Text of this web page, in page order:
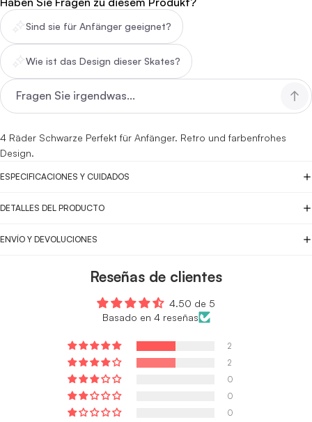
Sind sie für Anfänger geeignet?
Wie ist das Design dieser Skates?
4 Räder Schwarze Perfekt für Anfänger. Retro und farbenfrohes
Design.
ESPECIFICACIONES Y CUIDADOS
DETALLES DEL PRODUCTO
ENVÍO Y DEVOLUCIONES
Reseñas de clientes
4.50 de 5
Basado en 4 reseñas
2
2
0
0
0